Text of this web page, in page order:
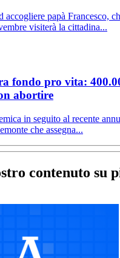
accogliere papà Francesco,
visiterà la cittadina...
fondo pro vita:
abortire
in seguito al recente
che assegna...
contenuto su